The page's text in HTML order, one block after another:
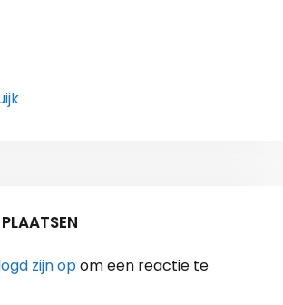
zijn opom een reactie te